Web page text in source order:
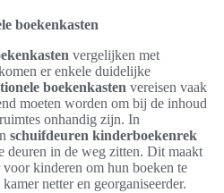
boekenkasten
vergelijken met
er enkele duidelijke
boekenkasten vereisen vaak
moeten worden om bij de inhoud
onhandig zijn. In
schuifdeuren kinderboekenrek
deuren in de weg zitten. Dit maakt
kinderen om hun boeken te
netter en georganiseerder.